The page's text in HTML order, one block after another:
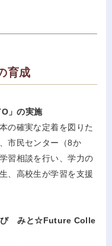
育成
」の実施
の確実な定着を図りた
市民センター（8か
習相談を行い、学力の
、高校生が学習を支援
び みと☆Future Colle